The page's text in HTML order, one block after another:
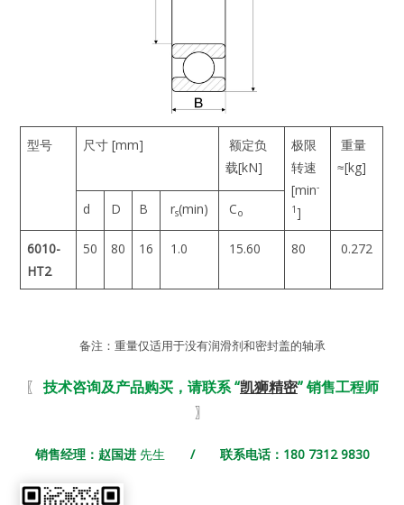
型号 尺寸 [mm]
额定负
载[kN]
极限
转速
[min-
1]
重量
≈[kg]
d D B rs(min) Co
6010-
HT2
50 80 16 1.0 15.60 80 0.272
备注：重量仅适用于没有润滑剂和密封盖的轴承
〖 技术咨询及产品购买，请联系 “凯狮精密” 销售工程师
〗
销售经理：赵国进 先生 / 联系电话：180 7312 9830